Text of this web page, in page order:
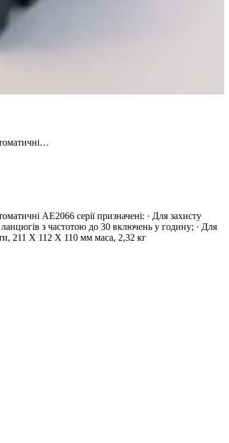
АЕ2066 серії призначені: · Для захисту
з частотою до 30 включень у годину; · Для
211 Х 112 Х 110 мм маса, 2,32 кг